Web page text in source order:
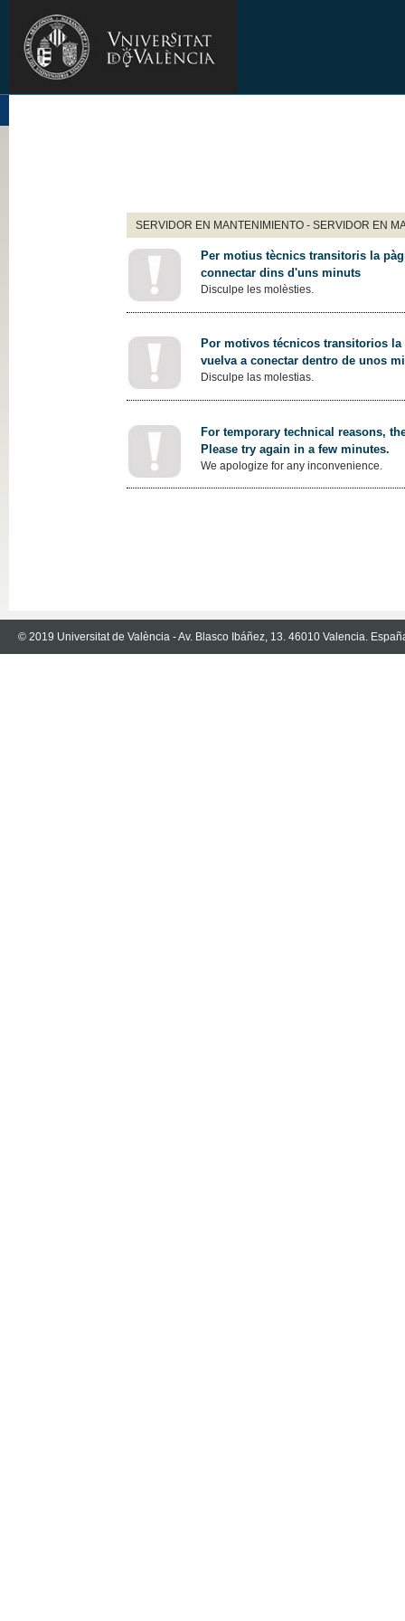
SERVIDOR EN MANTENIMIENTO - SERVIDOR EN
Per motius tècnics transitoris la
connectar dins d'uns minuts
Disculpe les molèsties.
Por motivos técnicos transitorios
vuelva a conectar dentro de unos
Disculpe las molestias.
For temporary technical reasons,
Please try again in a few minutes.
We apologize for any inconvenience.
© 2019 Universitat de València - Av. Blasco Ibáñez, 13. 46010 Valencia.